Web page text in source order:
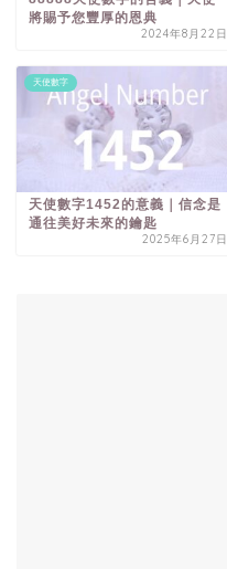
將賜予您豐厚的恩典
2024年8月22日
天使數字
天使數字1452的意義｜信念是
通往美好未來的鑰匙
2025年6月27日